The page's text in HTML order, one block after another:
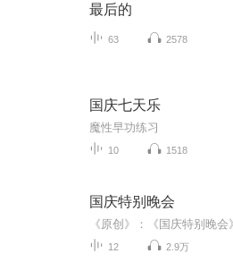
最后的
63 2578
国庆七天乐
魔性早功练习
10 1518
国庆特别晚会
12 2.9万